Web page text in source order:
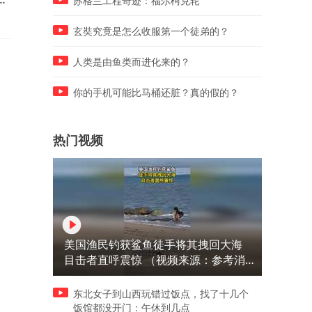
玄奘究竟是怎么收服第一个徒弟的？
人类是由鱼类而进化来的？
你的手机可能比马桶还脏？真的假的？
热门视频
美国渔民钓获鲨鱼徒手将其拽回大海
目击者直呼震惊 （视频来源：参考消
息）
东北女子到山西玩错过饭点，找了十几个
饭馆都没开门：午休到几点